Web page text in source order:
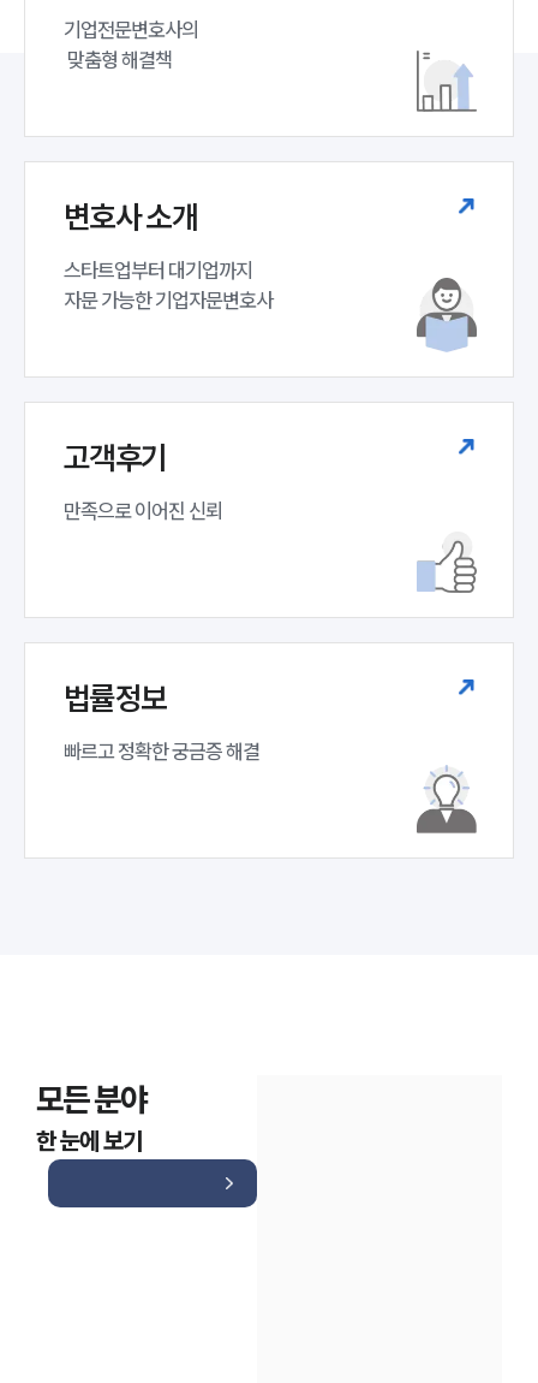
기업전문변호사의
맞춤형 해결책
변호사 소개
스타트업부터 대기업까지
자문 가능한 기업자문변호사
고객후기
만족으로 이어진 신뢰
법률정보
빠르고 정확한 궁금증 해결
모든 분야
한 눈에 보기